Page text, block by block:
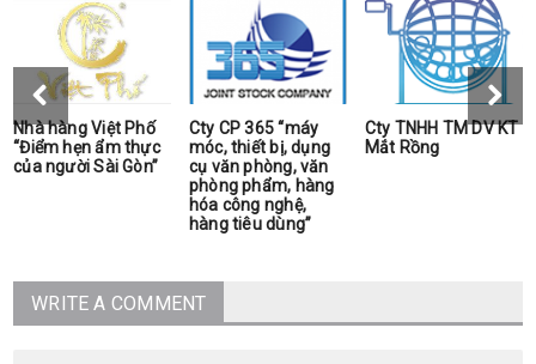
Nhà hàng Việt Phố
“Điểm hẹn ẩm thực
của người Sài Gòn”
Cty CP 365 “máy
móc, thiết bị, dụng
cụ văn phòng, văn
phòng phẩm, hàng
hóa công nghệ,
hàng tiêu dùng”
Cty TNHH TM DV KT
Mắt Rồng
WRITE A COMMENT